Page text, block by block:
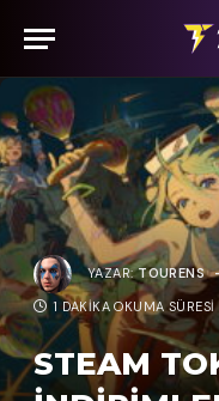
YAZAR: TOURENS
1 DAKIKA OKUMA SÜRESI
STEAM